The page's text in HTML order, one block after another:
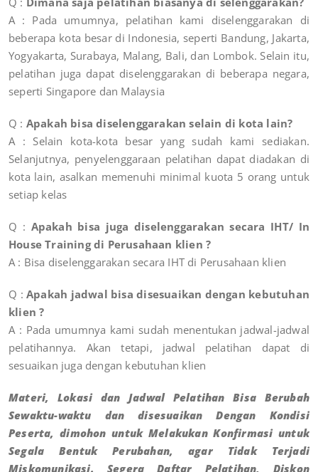
A : Pada umumnya, pelatihan kami diselenggarakan di
beberapa kota besar di Indonesia, seperti Bandung, Jakarta,
Yogyakarta, Surabaya, Malang, Bali, dan Lombok. Selain itu,
pelatihan juga dapat diselenggarakan di beberapa negara,
seperti Singapore dan Malaysia
Q : Apakah bisa diselenggarakan selain di kota lain?
A : Selain kota-kota besar yang sudah kami sediakan.
Selanjutnya, penyelenggaraan pelatihan dapat diadakan di
kota lain, asalkan memenuhi minimal kuota 5 orang untuk
setiap kelas
Q : Apakah bisa juga diselenggarakan secara IHT/ In
House Training di Perusahaan klien ?
A : Bisa diselenggarakan secara IHT di Perusahaan klien
Q :Apakah jadwal bisa disesuaikan dengan kebutuhan
klien ?
A : Pada umumnya kami sudah menentukan jadwal-jadwal
pelatihannya. Akan tetapi, jadwal pelatihan dapat di
sesuaikan juga dengan kebutuhan klien
Materi, Lokasi dan Jadwal Pelatihan Bisa Berubah
Sewaktu-waktu dan disesuaikan Dengan Kondisi
Peserta, dimohon untuk Melakukan Konfirmasi untuk
Segala Bentuk Perubahan, agar Tidak Terjadi
Miskomunikasi. Segera Daftar Pelatihan, Diskon